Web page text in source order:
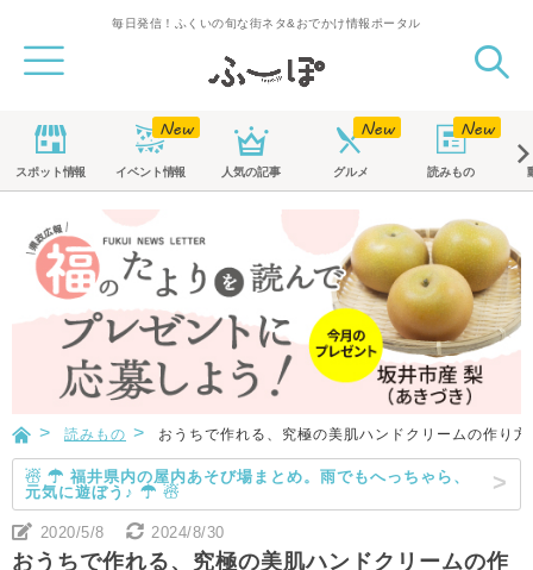
毎日発信！ふくいの旬な街ネタ&おでかけ情報ポータル
スポット情報 イベント情報 人気の記事 グルメ 読みもの
読みもの おうちで作れる、究極の美肌ハンドクリームの作り方
☃ ☂ 福井県内の屋内あそび場まとめ。雨でもへっちゃら、
元気に遊ぼう♪ ☂ ☃
2020/5/8 2024/8/30
おうちで作れる、究極の美肌ハンドクリームの作